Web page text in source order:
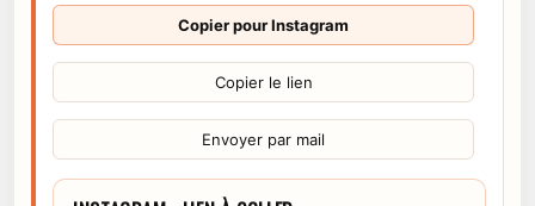
Copier pour Instagram
Copier le lien
Envoyer par mail